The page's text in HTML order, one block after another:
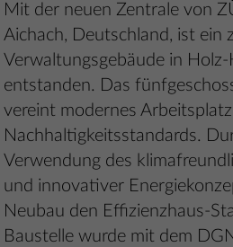
Mit der neuen Zentrale von
Aichach, Deutschland, ist ein
Verwaltungsgebäude in
entstanden. Das
vereint modernes
Nachhaltigkeitsstandards.
Verwendung des
und innovativer
Neubau den Effizienzhaus-
Baustelle wurde mit dem